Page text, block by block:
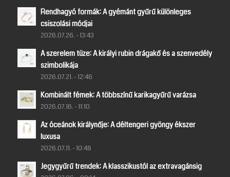
Rendhagyó formák: A gyémánt gyűrű különleges
csiszolási módjai
2026.07.26. - 13:43
A szerelem tüze: A királyi rubin drágakő és a szenvedély
szimbolikája
2026.07.21. - 12:46
Kombinált fémek: A többszínű karikagyűrű varázsa
2026.07.16. - 11:10
Az óceánok királynője: A déltengeri gyöngy ékszer
luxusa
2026.07.11. - 10:48
Jegygyűrű trendek: A klasszikustól az extravagánsig